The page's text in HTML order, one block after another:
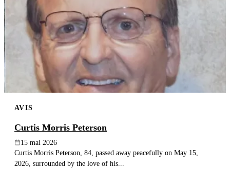
AVIS
Curtis Morris Peterson
15 mai 2026
Curtis Morris Peterson, 84, passed away peacefully on May 15,
2026, surrounded by the love of his...